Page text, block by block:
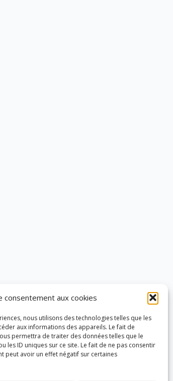
consentement aux cookies
nous utilisons des technologies telles que les
aux informations des appareils. Le fait de
permettra de traiter des données telles que le
les ID uniques sur ce site. Le fait de ne pas consentir
peut avoir un effet négatif sur certaines